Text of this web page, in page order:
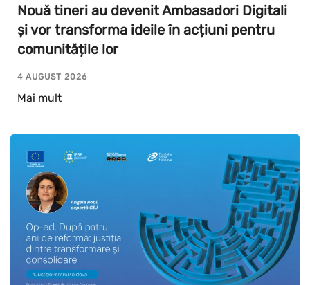
Nouă tineri au devenit Ambasadori Digitali
și vor transforma ideile în acțiuni pentru
comunitățile lor
4 AUGUST 2026
Mai mult